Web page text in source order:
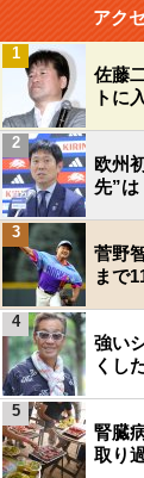
アク
佐藤
トに
1
欧州
先”は
2
菅野
まで
3
強い
くし
4
腎臓
取り
5